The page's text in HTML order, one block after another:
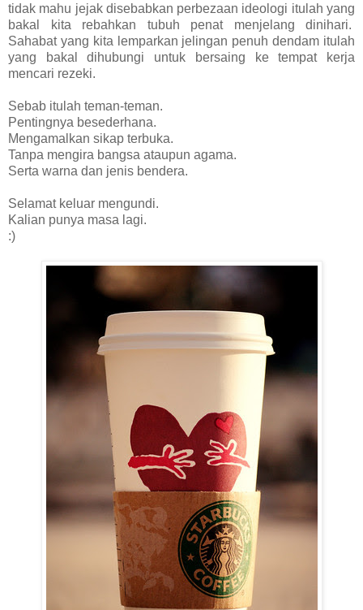
tidak mahu jejak disebabkan perbezaan ideologi itulah yang
bakal kita rebahkan tubuh penat menjelang dinihari.
Sahabat yang kita lemparkan jelingan penuh dendam itulah
yang bakal dihubungi untuk bersaing ke tempat kerja
mencari rezeki.
Sebab itulah teman-teman.
Pentingnya besederhana.
Mengamalkan sikap terbuka.
Tanpa mengira bangsa ataupun agama.
Serta warna dan jenis bendera.
Selamat keluar mengundi.
Kalian punya masa lagi.
:)